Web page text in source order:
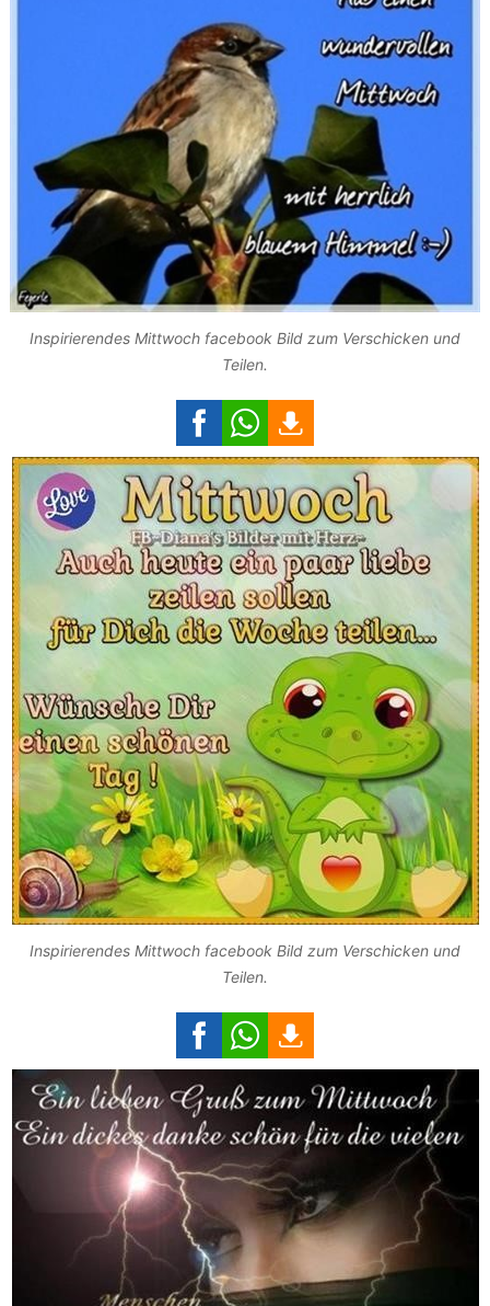
Inspirierendes Mittwoch facebook Bild zum Verschicken und
Teilen.
Inspirierendes Mittwoch facebook Bild zum Verschicken und
Teilen.